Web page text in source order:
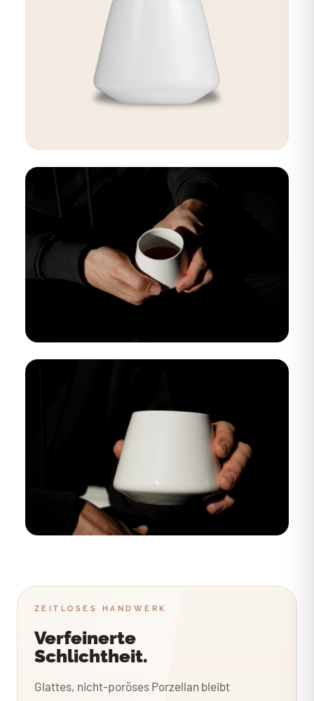
ZEITLOSES HANDWERK
Verfeinerte
Schlichtheit.
Glattes, nicht-poröses Porzellan bleibt